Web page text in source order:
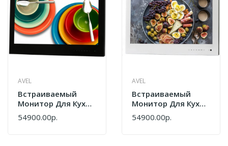
AVEL
Встраиваемый
Монитор Для Кухни
Avel AV240MBF
54900.00р.
AVEL
Встраиваемый
Монитор Для Кухни
Avel AV240MWF
54900.00р.